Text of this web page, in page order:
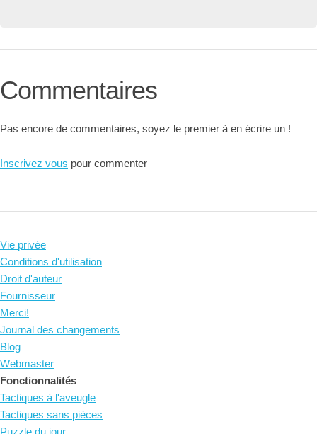
Commentaires
Pas encore de commentaires, soyez le premier à en écrire un !
Inscrivez vous pour commenter
Vie privée
Conditions d'utilisation
Droit d'auteur
Fournisseur
Merci!
Journal des changements
Blog
Webmaster
Fonctionnalités
Tactiques à l'aveugle
Tactiques sans pièces
Puzzle du jour